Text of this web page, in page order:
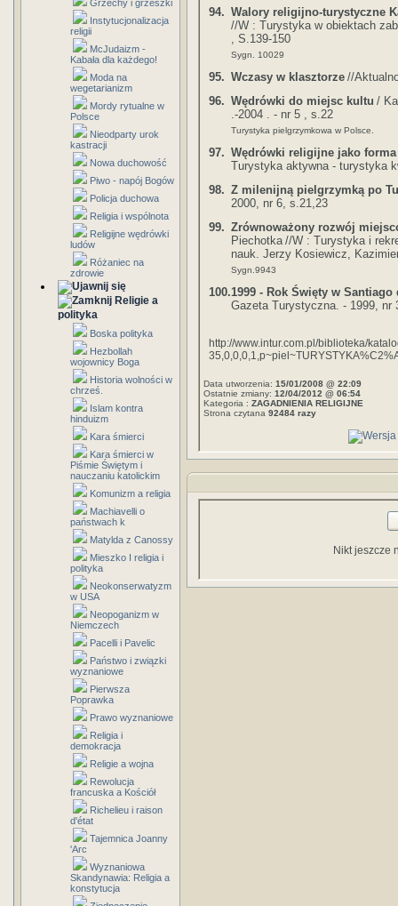
Grzechy i grzeszki
Instytucjonalizacja
religii
McJudaizm -
Kabała dla każdego!
Moda na
wegetarianizm
Mordy rytualne w
Polsce
Nieodparty urok
kastracji
Nowa duchowość
Piwo - napój Bogów
Policja duchowa
Religia i wspólnota
Religijne wędrówki
ludów
Różaniec na
zdrowie
Religie a
polityka
Boska polityka
Hezbollah
wojownicy Boga
Historia wolności w
chrześ.
Islam kontra
hinduizm
Kara śmierci
Kara śmierci w
Piśmie Świętym i
nauczaniu katolickim
Komunizm a religia
Machiavelli o
państwach k
Matylda z Canossy
Mieszko I religia i
polityka
Neokonserwatyzm
w USA
Neopoganizm w
Niemczech
Pacelli i Pavelic
Państwo i związki
wyznaniowe
Pierwsza
Poprawka
Prawo wyznaniowe
Religia i
demokracja
Religie a wojna
Rewolucja
francuska a Kościół
Richelieu i raison
d'état
Tajemnica Joanny
'Arc
Wyznaniowa
Skandynawia: Religia a
konstytucja
94. Walory religijno-turystyczne
//W : Turystyka w obiektach
, S.139-150
Sygn. 10029
95. Wczasy w klasztorze //
96. Wędrówki do miejsc kultu /
.-2004 . - nr 5 , s.22
Turystyka pielgrzymkowa w Polsce.
97. Wędrówki religijne jako
Turystyka aktywna - turystyka
98. Z milenijną pielgrzymką po
2000, nr 6, s.21,23
99. Zrównoważony rozwój
Piechotka //W : Turystyka i
nauk. Jerzy Kosiewicz,
Sygn.9943
100.1999 - Rok Święty w Santiago
Gazeta Turystyczna. - 1999, nr
http://www.intur.com.pl/biblioteka/
Data utworzenia: 15/01/2008 @ 22:09
Ostatnie zmiany: 12/04/2012 @ 06:54
Kategoria : ZAGADNIENIA RELIGIJNE
Strona czytana 92484 razy
Nikt jeszcze